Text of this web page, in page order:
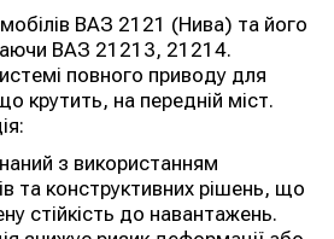
ВАЗ 2121 (Нива) та його
ВАЗ 21213, 21214.
повного приводу для
крутить, на передній міст.
з використанням
та конструктивних рішень, що
стійкість до навантажень.